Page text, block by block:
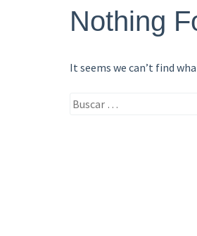
Nothing
It seems we can’t find
Buscar: